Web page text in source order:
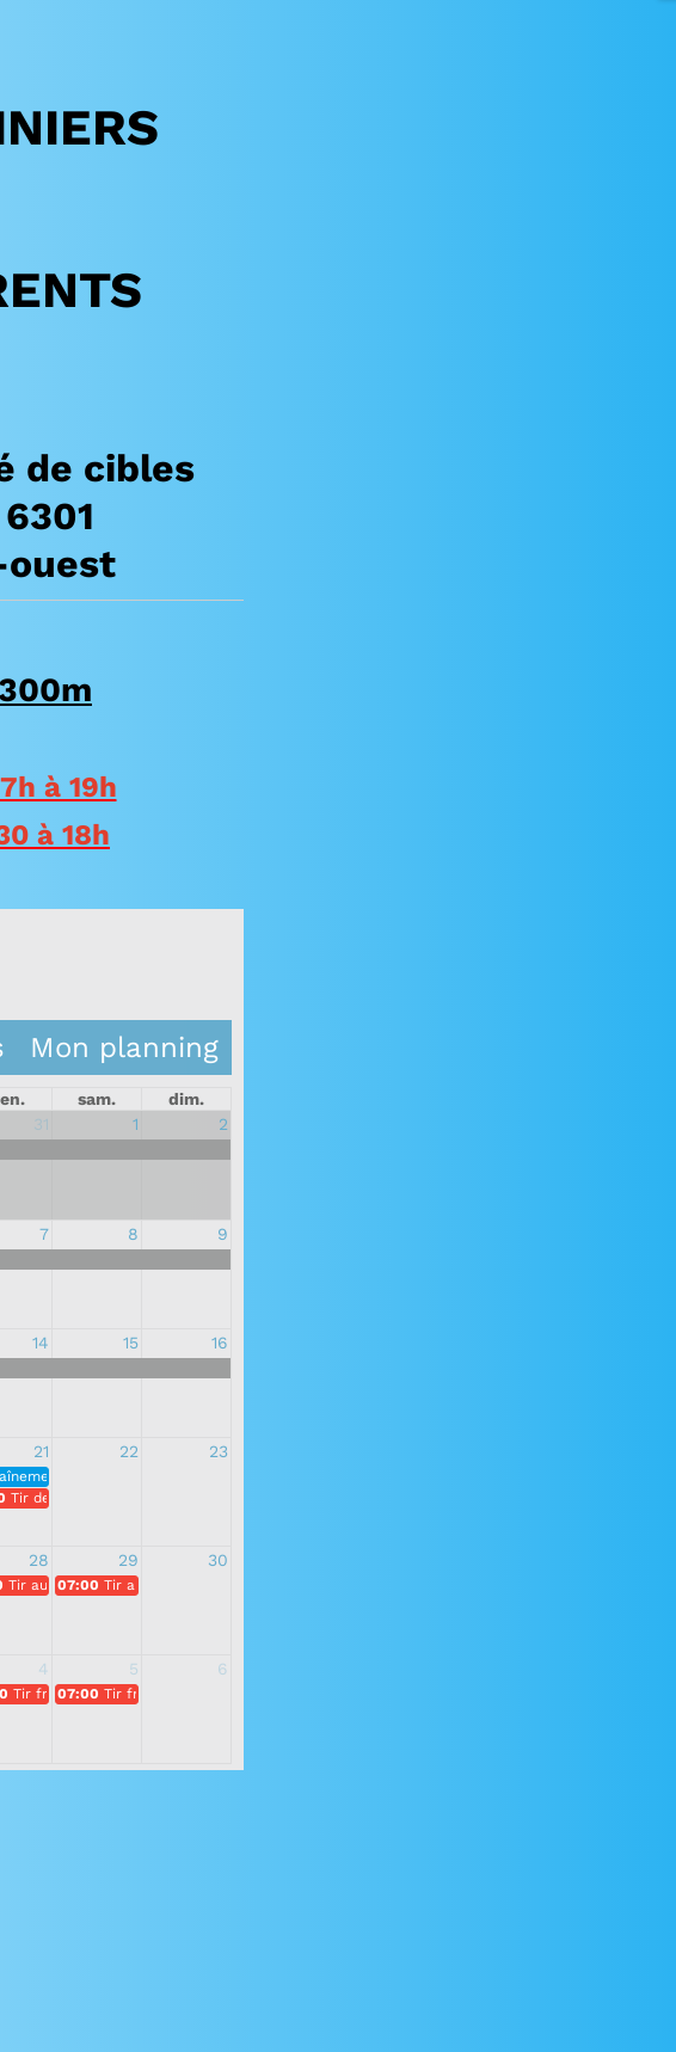
de cibles
à 19h
à 18h
Mon planning
sam.
dim.
31 1 2
7 8 9
14 15 16
21 22 23
Tir des retardataires
28 29 30
Tir au lard07:00 Tir au lard
4 5 6
Tir fromage Entremont
07:00 Tir fromage Entremont